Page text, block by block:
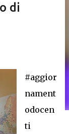
di
#aggior
nament
odocen
ti